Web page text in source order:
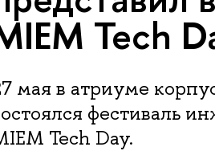
Tech
мая в атриуме
фестиваль
Tech Day.